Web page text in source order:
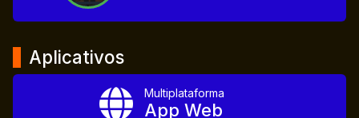
Aplicativos
Multiplataforma
App Web